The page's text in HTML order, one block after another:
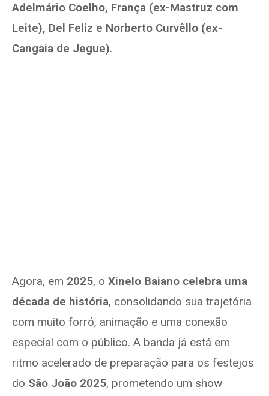
Adelmário Coelho, França (ex-Mastruz com
Leite), Del Feliz e Norberto Curvêllo (ex-
Cangaia de Jegue).
Agora, em 2025, o Xinelo Baiano celebra uma
década de história, consolidando sua trajetória
com muito forró, animação e uma conexão
especial com o público. A banda já está em
ritmo acelerado de preparação para os festejos
do São João 2025, prometendo um show